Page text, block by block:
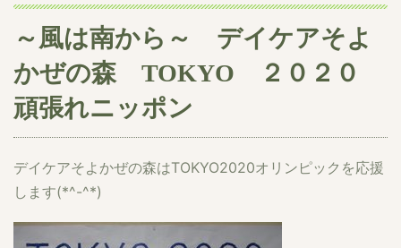
～風は南から～ デイケアそよ
かぜの森 TOKYO ２０２０
頑張れニッポン
デイケアそよかぜの森はTOKYO2020オリンピックを応援
します(*^-^*)